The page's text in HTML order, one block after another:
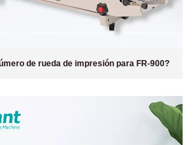
de rueda de impresión para FR-900?